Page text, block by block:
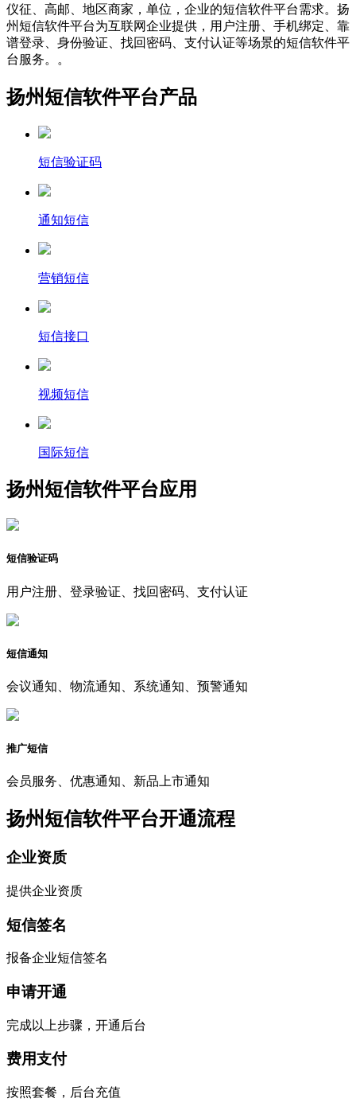
仪征、高邮、地区商家，单位，企业的短信软件平台需求。扬
州短信软件平台为互联网企业提供，用户注册、手机绑定、靠
谱登录、身份验证、找回密码、支付认证等场景的短信软件平
台服务。。
扬州短信软件平台产品
短信验证码
通知短信
营销短信
短信接口
视频短信
国际短信
扬州短信软件平台应用
短信验证码
用户注册、登录验证、找回密码、支付认证
短信通知
会议通知、物流通知、系统通知、预警通知
推广短信
会员服务、优惠通知、新品上市通知
扬州短信软件平台开通流程
企业资质
提供企业资质
短信签名
报备企业短信签名
申请开通
完成以上步骤，开通后台
费用支付
按照套餐，后台充值